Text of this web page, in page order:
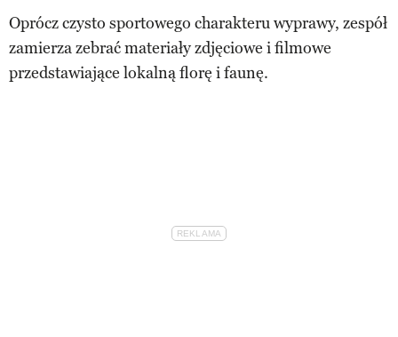
Oprócz czysto sportowego charakteru wyprawy, zespół
zamierza zebrać materiały zdjęciowe i filmowe
przedstawiające lokalną florę i faunę.